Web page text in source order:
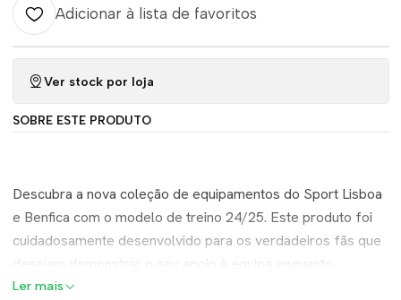
Adicionar à lista de favoritos
Ver stock por loja
SOBRE ESTE PRODUTO
Descubra a nova coleção de equipamentos do Sport Lisboa
e Benfica com o modelo de treino 24/25. Este produto foi
cuidadosamente desenvolvido para os verdadeiros fãs que
desejam demonstrar o seu apoio à equipa enquanto
desfrutam de conforto e estilo durante os treinos. Ideal para
Ler mais